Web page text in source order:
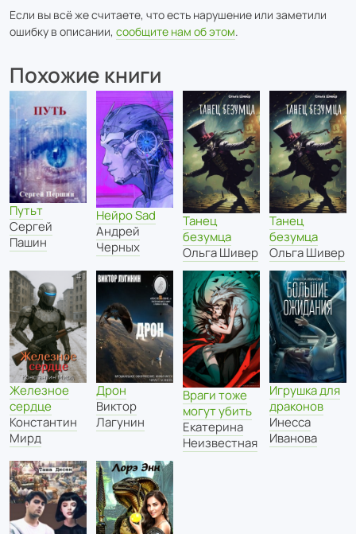
Если вы всё же считаете, что есть нарушение или заметили
ошибку в описании, сообщите нам об этом.
Похожие книги
Путьт
Сергей
Пашин
Нейро Sad
Андрей
Черных
Танец
безумца
Ольга Шивер
Танец
безумца
Ольга Шивер
Железное
сердце
Константин
Мирд
Дрон
Виктор
Лагунин
Враги тоже
могут убить
Екатерина
Неизвестная
Игрушка для
драконов
Инесса
Иванова